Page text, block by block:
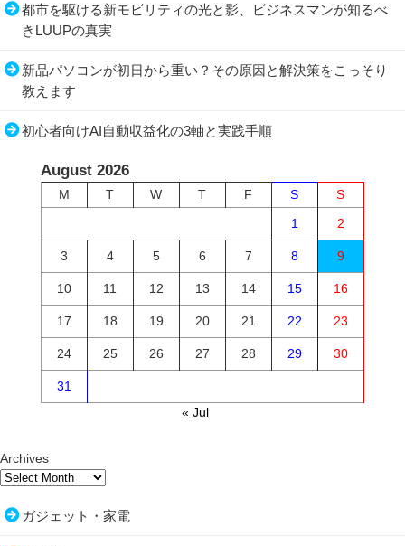
都市を駆ける新モビリティの光と影、ビジネスマンが知るべ
きLUUPの真実
新品パソコンが初日から重い？その原因と解決策をこっそり
教えます
初心者向けAI自動収益化の3軸と実践手順
August 2026
M T W T F S
S
1
2
3 4 5 6 7 8 9
10 11 12 13 14 15 16
17 18 19 20 21 22 23
24 25 26 27 28 29 30
31
« Jul
Archives
ガジェット・家電